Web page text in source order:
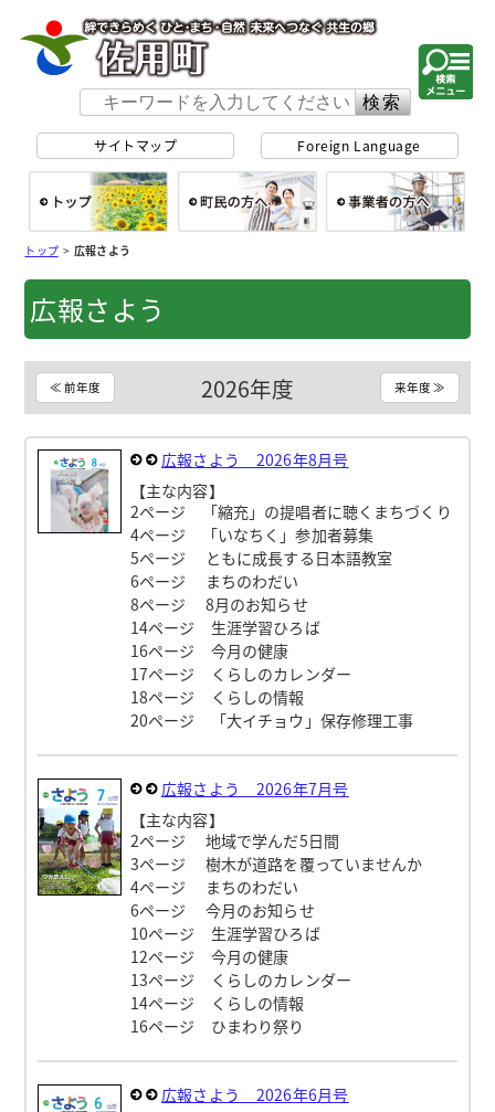
サイトマップ Foreign Language
トップ>広報さよう
広報さよう
≪ 前年度 2026年度 来年度 ≫
広報さよう 2026年8月号
【主な内容】
2ページ 「縮充」の提唱者に聴くまちづくり
4ページ 「いなちく」参加者募集
5ページ ともに成長する日本語教室
6ページ まちのわだい
8ページ 8月のお知らせ
14ページ 生涯学習ひろば
16ページ 今月の健康
17ページ くらしのカレンダー
18ページ くらしの情報
20ページ 「大イチョウ」保存修理工事
広報さよう 2026年7月号
【主な内容】
2ページ 地域で学んだ5日間
3ページ 樹木が道路を覆っていませんか
4ページ まちのわだい
6ページ 今月のお知らせ
10ページ 生涯学習ひろば
12ページ 今月の健康
13ページ くらしのカレンダー
14ページ くらしの情報
16ページ ひまわり祭り
広報さよう 2026年6月号